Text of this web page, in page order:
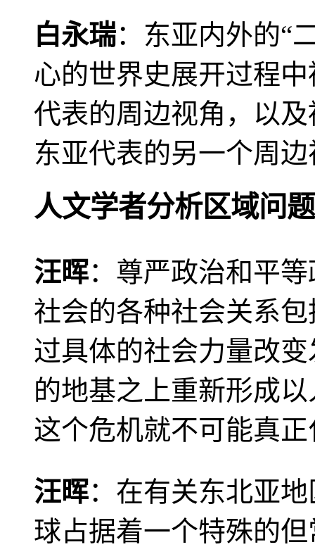
白永瑞：东亚内外的“
心的世界史展开过程
代表的周边视角，以
东亚代表的另一个周
人文学者分析区域问题
汪晖：尊严政治和平
社会的各种社会关系
过具体的社会力量改
的地基之上重新形成
这个危机就不可能真
汪晖：在有关东北亚
球占据着一个特殊的